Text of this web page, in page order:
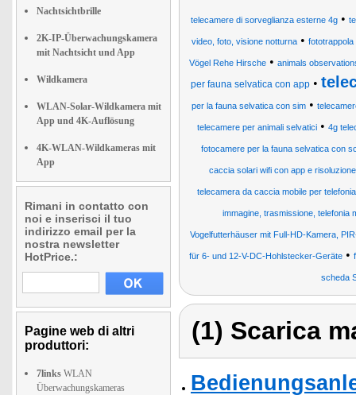
Nachtsichtbrille
2K-IP-Überwachungskamera
mit Nachtsicht und App
Wildkamera
WLAN-Solar-Wildkamera mit
App und 4K-Auflösung
4K-WLAN-Wildkameras mit
App
Rimani in contatto con
noi e inserisci il tuo
indirizzo email per la
nostra newsletter
HotPrice.:
Pagine web di altri
produttori:
7links WLAN
Überwachungskameras
telecamere di sorveglianza esterne 4g•
video, foto, visione notturna•
Vögel Rehe Hirsche • animals
per fauna selvatica con app•
per la fauna selvatica con sim •
telecamere per animali selvatici• 4g
fotocamere per la fauna selvatica con
caccia solari wifi con app e
telecamera da caccia mobile per
immagine, trasmissione, telefonia
Vogelfutterhäuser mit Full-HD-Kamera,
für 6- und 12-V-DC-Hohlstecker-Geräte•
scheda
(1) Scarica